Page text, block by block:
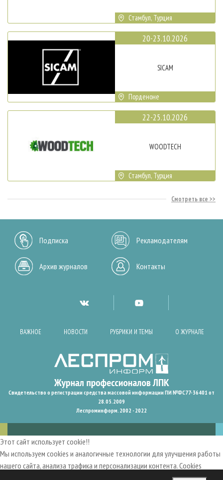
Стамбул, Турция
20-23.10.2026
SICAM
Порденоне
22-25.10.2026
WOODTECH
Стамбул, Турция
Смотреть все
Подписка Рекламодателям
Архив журналов Контакты
ВАЖНОЕ НОВОСТИ РУБРИКИ И ТЕМЫ О ЖУРНАЛЕ
Свидетельство о регистрации средства массовой информации ПИ №ФС77-36401 от
28.05.2009
Леспроминформ. 2002 - 2022
Этот сайт использует cookie!!
Мы используем cookies и аналогичные технологии для улучшения работы
нашего сайта, анализа трафика и персонализации контента. Cookies